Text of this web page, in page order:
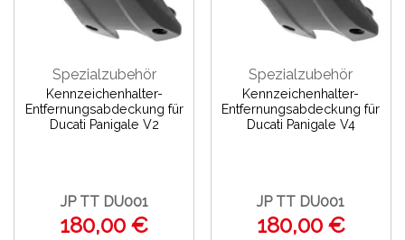
Spezialzubehör
Kennzeichenhalter-
Entfernungsabdeckung für
Ducati Panigale V2
JP TT DU001
180,00 €
Spezialzubehör
Kennzeichenhalter-
Entfernungsabdeckung für
Ducati Panigale V4
JP TT DU001
180,00 €